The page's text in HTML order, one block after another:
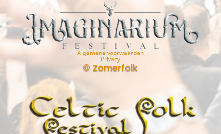
Algemene voorwaarden
Privacy
© Zomerfolk